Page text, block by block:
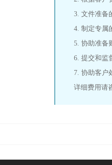
3. 文件准备
4. 制定专属
5. 协助准备
6. 提交和监
7. 协助客户
详细费用请